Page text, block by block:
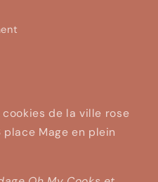
de la ville rose
Mage en plein